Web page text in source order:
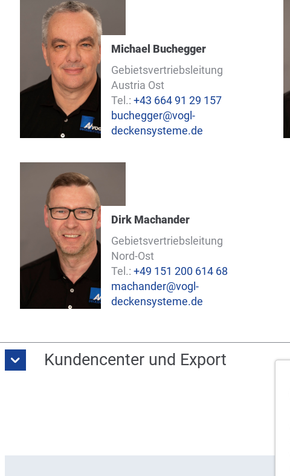
Michael Buchegger
Gebietsvertriebsleitung
Austria Ost
Tel.:+43 664 91 29 157
buchegger@vogl-
deckensysteme.de
Dirk Machander
Gebietsvertriebsleitung
Nord-Ost
Tel.:+49 151 200 614 68
machander@vogl-
deckensysteme.de
Kundencenter und Export